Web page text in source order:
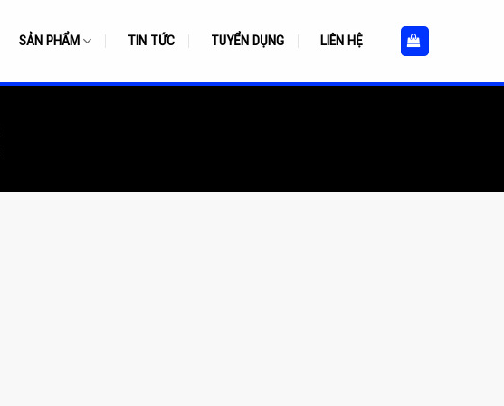
SẢN PHẨM TIN TỨC TUYỂN DỤNG LIÊN HỆ